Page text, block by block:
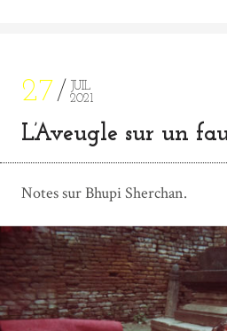
27
JUIL
2021
L’Aveugle sur un
Notes sur Bhupi Sherchan.